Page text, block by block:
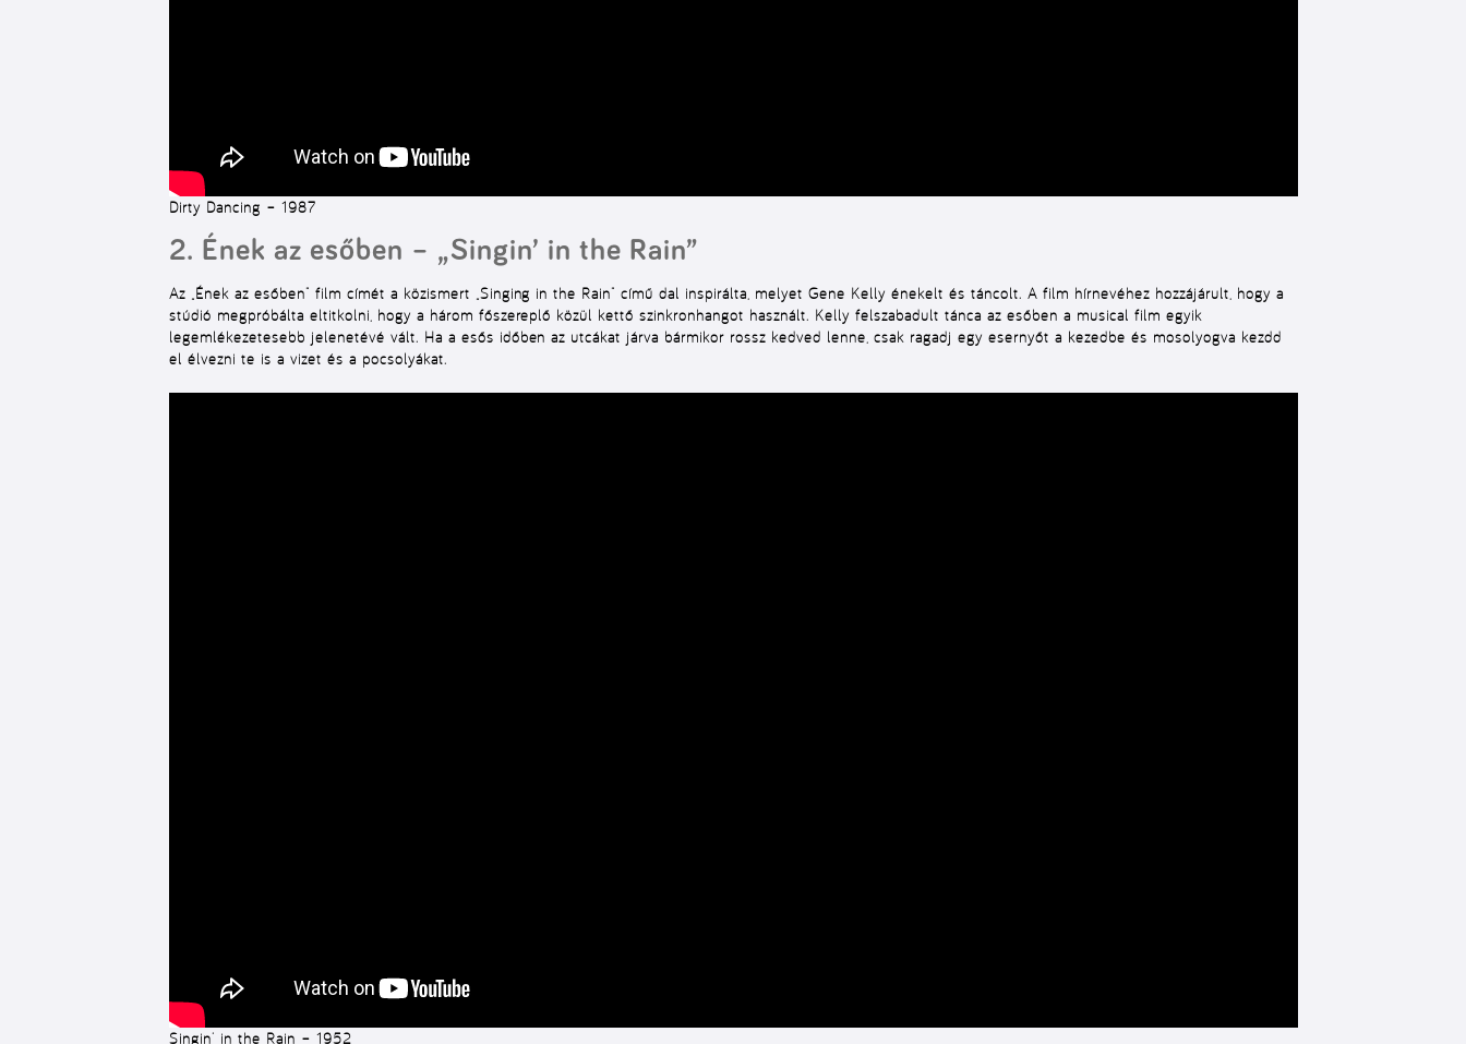
Dirty Dancing – 1987
2. Ének az esőben – „Singin’ in the Rain”
Az „Ének az esőben” film címét a közismert „Singing in the Rain” című dal inspirálta, melyet Gene Kelly énekelt és táncolt. A film hírnevéhez hozzájárult, hogy a
stúdió megpróbálta eltitkolni, hogy a három főszereplő közül kettő szinkronhangot használt. Kelly felszabadult tánca az esőben a musical film egyik
legemlékezetesebb jelenetévé vált. Ha a esős időben az utcákat járva bármikor rossz kedved lenne, csak ragadj egy esernyőt a kezedbe és mosolyogva kezdd
el élvezni te is a vizet és a pocsolyákat.
Singin’ in the Rain – 1952